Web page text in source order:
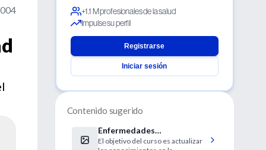
+1.1 M profesionales de la salud
Impulse su perfil
Registrarse
Iniciar sesión
Contenido sugerido
Enfermedades
gingivoperiodontales en
El objetivo del curso es actualizar